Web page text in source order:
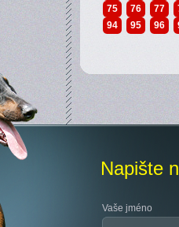
75
76 77
94
95 96
Napište
Vaše jméno